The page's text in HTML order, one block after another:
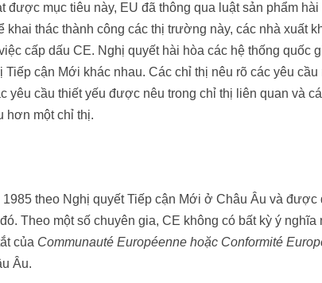
mục tiêu này, EU đã thông qua luật sản phẩm hài
thác thành công các thị trường này, các nhà xuất
cấp dấu CE. Nghị quyết hài hòa các hệ thống quốc
cận Mới khác nhau. Các chỉ thị nêu rõ các yêu cầu
yêu cầu thiết yếu được nêu trong chỉ thị liên quan và
hơn một chỉ thị.
theo Nghị quyết Tiếp cận Mới ở Châu Âu và được
Theo một số chuyên gia, CE không có bất kỳ ý nghĩa
của Communauté Européenne hoặc Conformité
Âu.